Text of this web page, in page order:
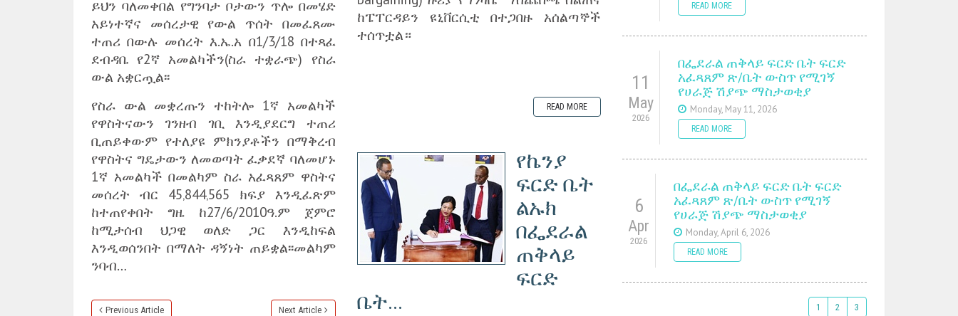
ይህን ባለመቀበል የግንባታ ቦታውን ጥሎ በመሄድ
አይነተኛና መሰረታዊ የውል ጥሰት በመፈጸሙ
ተጠሪ በውሉ መሰረት እ.ኤ.አ በ1/3/18 በተጻፈ
ደብዳቤ የ2ኛ አመልካችን(ስራ ተቋራጭ) የስራ
ውል አቋርጧል፡፡
የስራ ውል መቋረጡን ተከትሎ 1ኛ አመልካች
የዋስትናውን ገንዘብ ገቢ እንዲያደርግ ተጠሪ
ቢጠይቀውም የተለያዩ ምክንያቶችን በማቅረብ
የዋስትና ግዴታውን ለመወጣት ፈቃደኛ ባለመሆኑ
1ኛ አመልካች በመልካም ስራ አፈጻጸም ዋስትና
መሰረት ብር 45‚844‚565 ክፍያ እንዲፈጽም
ከተጠየቀበት ግዜ ከ27/6/2010ዓ.ም ጀምሮ
ከሚታሰብ ህጋዊ ወለድ ጋር እንዲከፍል
እንዲወሰንበት በማለት ዳኝነት ጠይቋል፡፡መልካም
ንባብ…
Previous Article Next Article
ከፔፐርዳይን ዩኒቨርሲቲ በተጋበዙ አሰልጣኞች
ተሰጥቷል።
READ MORE
የኬንያ
ፍርድ ቤት
ልኡክ
በፌደራል
ጠቅላይ
ፍርድ
ቤት...
READ MORE
11
May
2026
በፌደራል ጠቅላይ ፍርድ ቤት ፍርድ
አፈጻጸም ጽ/ቤት ውስጥ የሚገኝ
የሀራጅ ሽያጭ ማስታወቂያ
Monday, May 11, 2026
READ MORE
6
Apr
2026
በፌደራል ጠቅላይ ፍርድ ቤት ፍርድ
አፈጻጸም ጽ/ቤት ውስጥ የሚገኝ
የሀራጅ ሽያጭ ማስታወቂያ
Monday, April 6, 2026
READ MORE
1 2 3